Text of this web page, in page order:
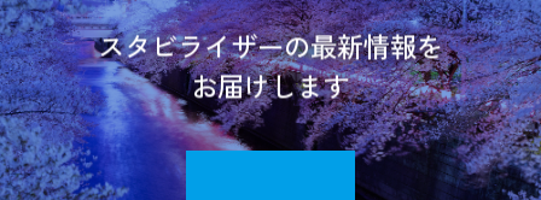
スタビライザーの最新情報を
お届けします